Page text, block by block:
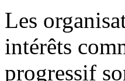
Les
intérêts
progressif